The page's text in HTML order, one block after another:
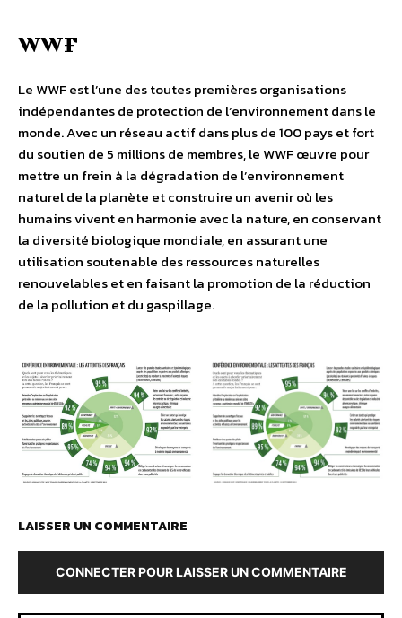
WWF
Le WWF est l’une des toutes premières organisations
indépendantes de protection de l’environnement dans le
monde. Avec un réseau actif dans plus de 100 pays et fort
du soutien de 5 millions de membres, le WWF œuvre pour
mettre un frein à la dégradation de l’environnement
naturel de la planète et construire un avenir où les
humains vivent en harmonie avec la nature, en conservant
la diversité biologique mondiale, en assurant une
utilisation soutenable des ressources naturelles
renouvelables et en faisant la promotion de la réduction
de la pollution et du gaspillage.
LAISSER UN COMMENTAIRE
CONNECTER POUR LAISSER UN COMMENTAIRE